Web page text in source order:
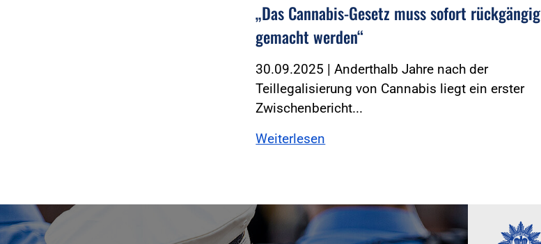
„Das Cannabis-Gesetz muss sofort rückgängig
gemacht werden“
30.09.2025 | Anderthalb Jahre nach der
Teillegalisierung von Cannabis liegt ein erster
Zwischenbericht...
Weiterlesen